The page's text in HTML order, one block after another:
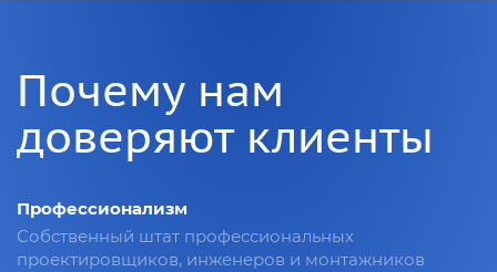
Почему нам
доверяют клиенты
Профессионализм
Собственный штат профессиональных
проектировщиков, инженеров и монтажников